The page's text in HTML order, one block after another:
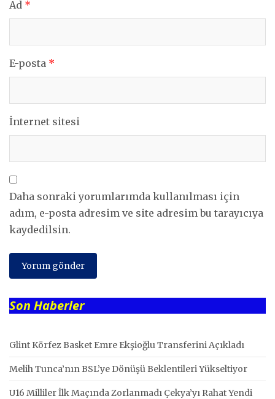
Ad *
E-posta *
İnternet sitesi
Daha sonraki yorumlarımda kullanılması için
adım, e-posta adresim ve site adresim bu tarayıcıya
kaydedilsin.
Son Haberler
Glint Körfez Basket Emre Ekşioğlu Transferini Açıkladı
Melih Tunca’nın BSL’ye Dönüşü Beklentileri Yükseltiyor
U16 Milliler İlk Maçında Zorlanmadı Çekya’yı Rahat Yendi